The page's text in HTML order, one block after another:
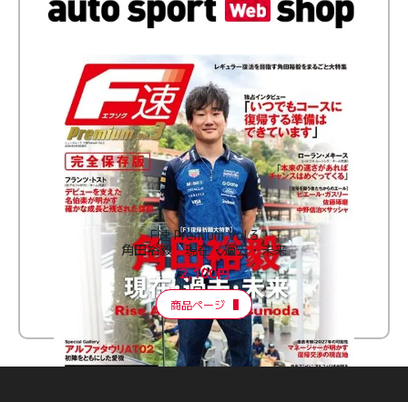
F速 Premium Vol.3
角田裕毅 現在・過去・未来
2,100円
商品ページ